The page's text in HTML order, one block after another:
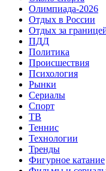
Олимпиада-2026
Отдых в России
Отдых за
ПДД
Политика
Происшествия
Психология
Рынки
Сериалы
Спорт
ТВ
Теннис
Технологии
Тренды
Фигурное катание